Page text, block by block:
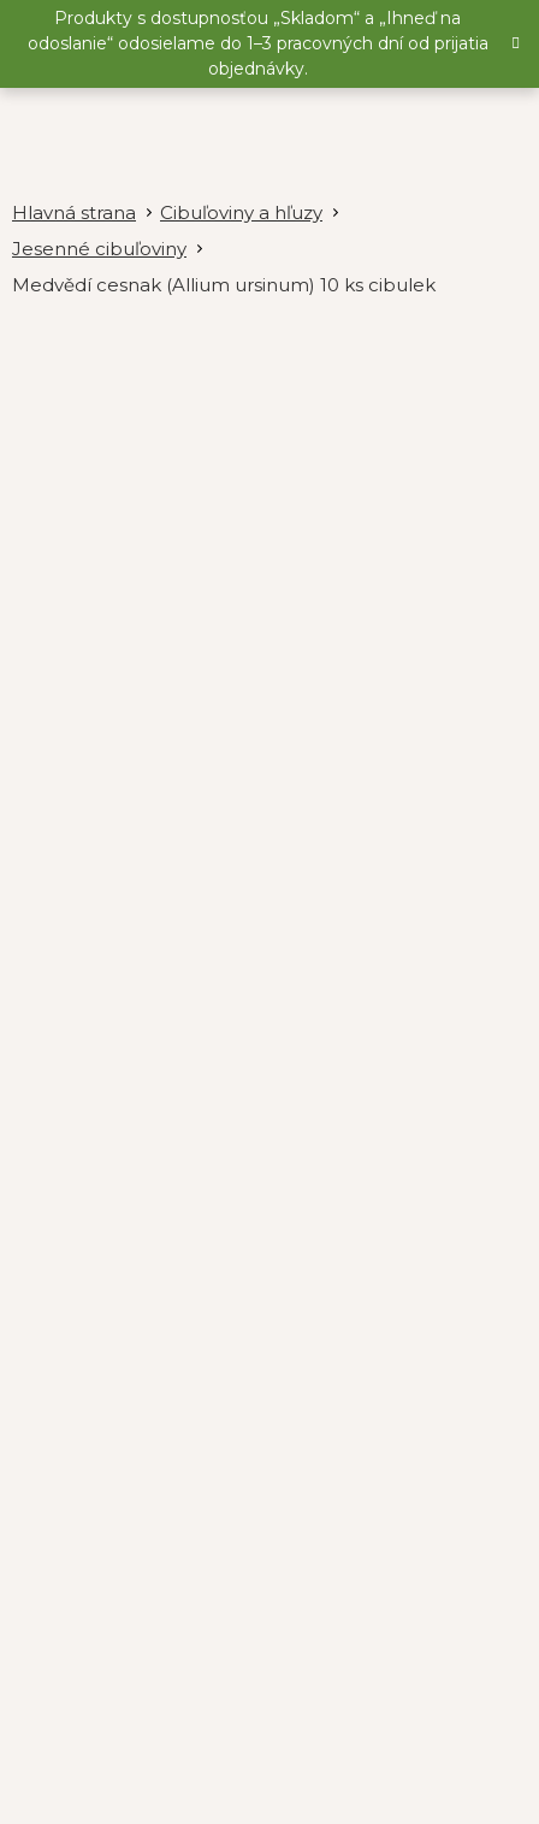
Produkty s dostupnosťou „Skladom“ a „Ihneď na
odoslanie“ odosielame do 1–3 pracovných dní od prijatia
objednávky.
Cibuľoviny a hľuzy
Jesenné cibuľoviny
Medvědí cesnak (Allium ursinum) 10 ks cibulek